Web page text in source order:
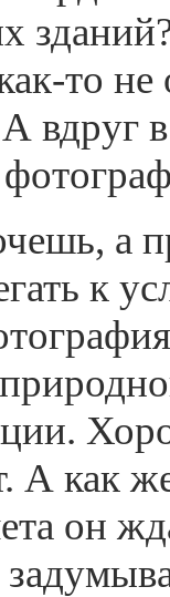
то
вдруг
а
к
А как
он